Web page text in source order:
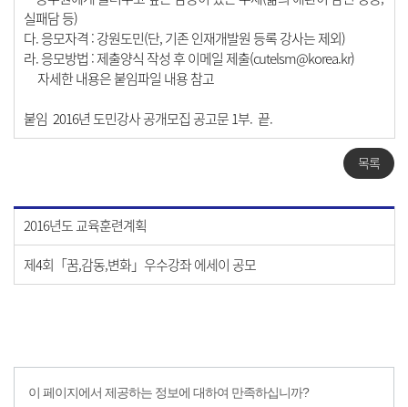
실패담 등)
다. 응모자격 : 강원도민(단, 기존 인재개발원 등록 강사는 제외)
라. 응모방법 : 제출양식 작성 후 이메일 제출(cutelsm@korea.kr)
자세한 내용은 붙임파일 내용 참고
붙임 2016년 도민강사 공개모집 공고문 1부. 끝.
목록
2016년도 교육훈련계획
제4회「꿈,감동,변화」우수강좌 에세이 공모
이 페이지에서 제공하는 정보에 대하여 만족하십니까?